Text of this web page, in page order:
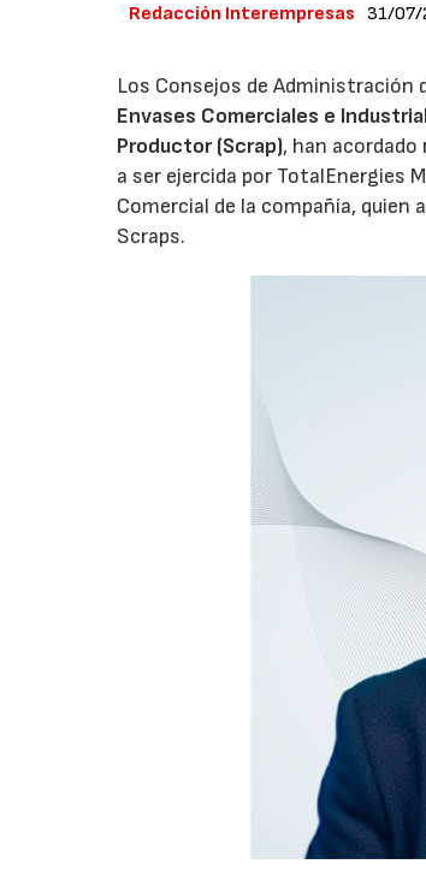
Redacción Interempresas 31/07/
Los Consejos de Administración
Envases Comerciales e
Productor (Scrap), han acordado
a ser ejercida por TotalEnergies
Comercial de la compañía, quien
Scraps.